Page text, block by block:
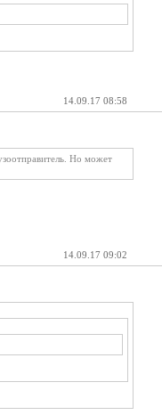
14.09.17 08:58
Но может
14.09.17 09:02